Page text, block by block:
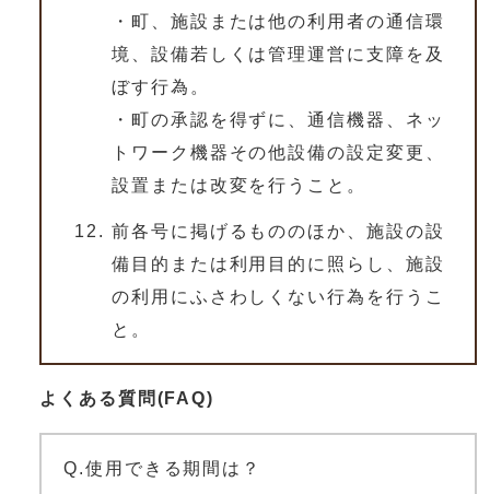
・町、施設または他の利用者の通信環
境、設備若しくは管理運営に支障を及
ぼす行為。
・町の承認を得ずに、通信機器、ネッ
トワーク機器その他設備の設定変更、
設置または改変を行うこと。
前各号に掲げるもののほか、施設の設
備目的または利用目的に照らし、施設
の利用にふさわしくない行為を行うこ
と。
よくある質問(FAQ)
Q.使用できる期間は？